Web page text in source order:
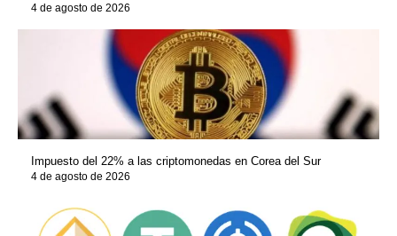
4 de agosto de 2026
Impuesto del 22% a las criptomonedas en Corea del Sur
4 de agosto de 2026